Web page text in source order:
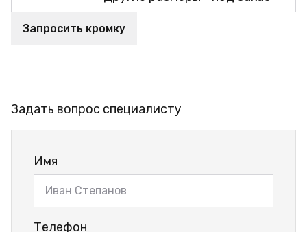
Запросить кромку
Задать вопрос специалисту
Имя
Телефон